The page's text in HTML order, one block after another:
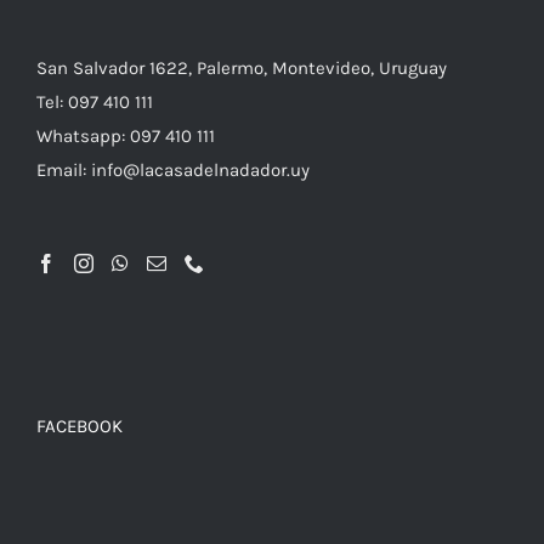
AÑADIR AL CARRITO
San Salvador 1622, Palermo, Montevideo, Uruguay
Tel: 097 410 111
Whatsapp: 097 410 111
Email: info@lacasadelnadador.uy
FACEBOOK